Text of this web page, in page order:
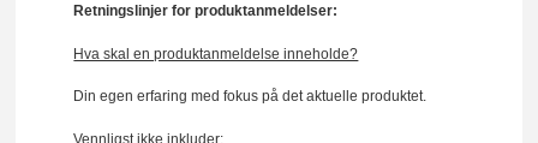
Retningslinjer for produktanmeldelser:
Hva skal en produktanmeldelse inneholde?
Din egen erfaring med fokus på det aktuelle produktet.
Vennligst ikke inkluder: